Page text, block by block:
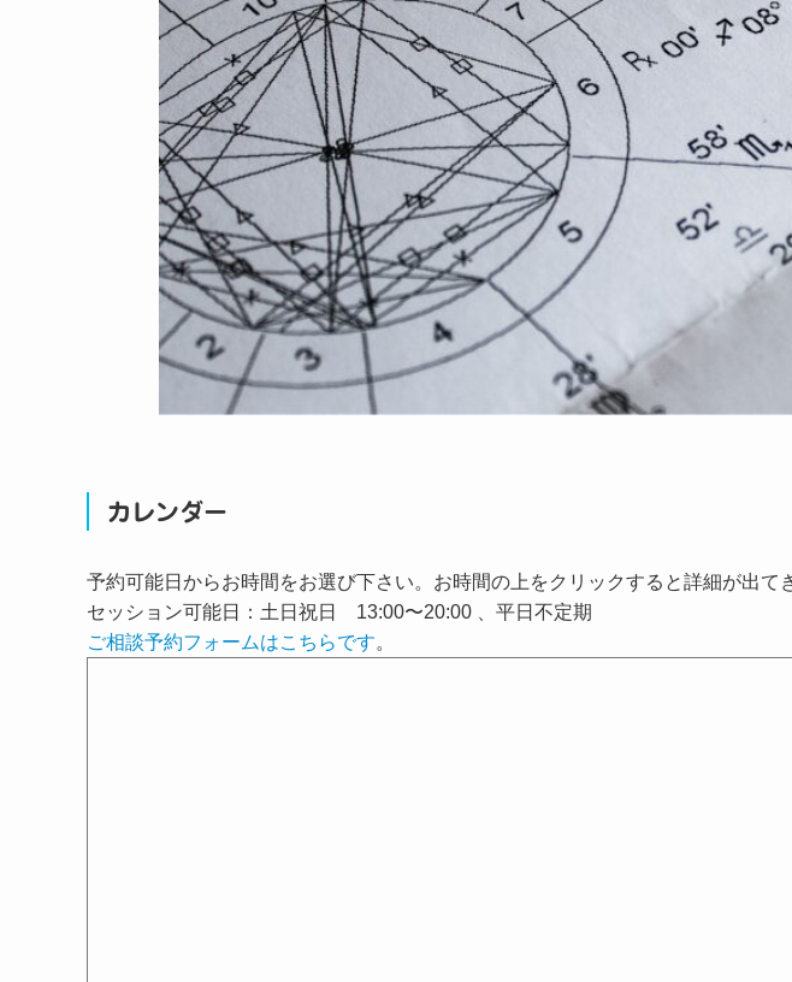
カレンダー
予約可能日からお時間をお選び下さい。お時間の上をクリックすると詳細が出て
セッション可能日：土日祝日 13:00〜20:00 、平日不定期
ご相談予約フォームはこちらです。